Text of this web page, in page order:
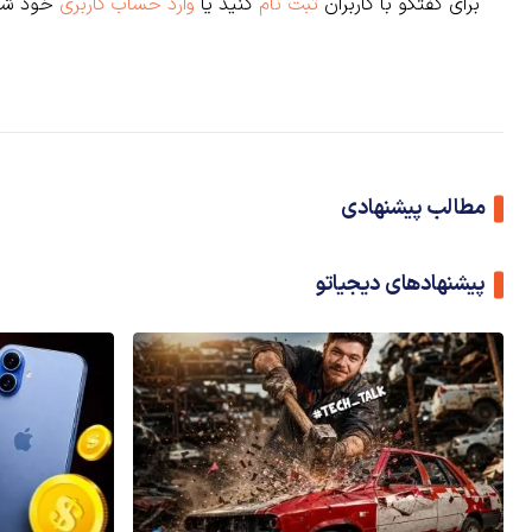
مطالب پیشنهادی
پیشنهادهای دیجیاتو